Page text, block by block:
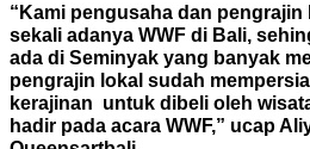
“Kami pengusaha dan
sekali adanya WWF di Bali,
ada di Seminyak yang banyak
pengrajin lokal sudah
kerajinan untuk dibeli oleh
hadir pada acara WWF,” ucap